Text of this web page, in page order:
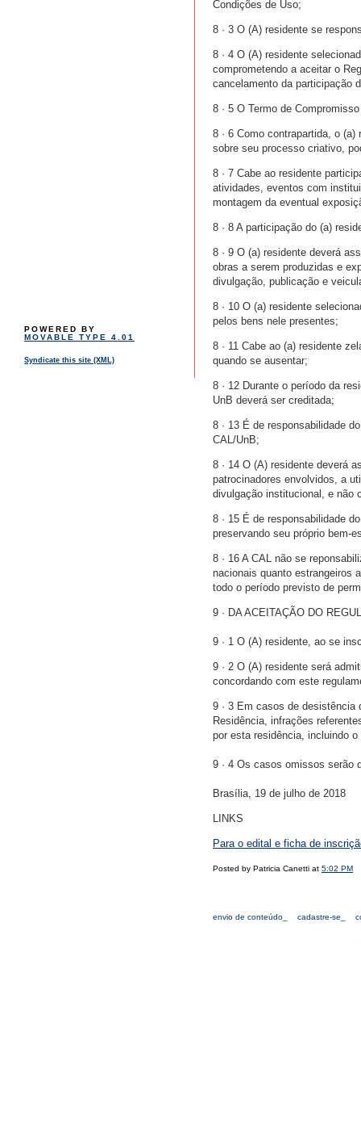
POWERED BY
MOVABLE TYPE 4.01
Syndicate this site (XML)
Condições de Uso;
8 · 3 O (A) residente se
8 · 4 O (A) residente
comprometendo a aceitar o
cancelamento da participação
8 · 5 O Termo de
8 · 6 Como contrapartida, o
sobre seu processo criativo,
8 · 7 Cabe ao residente
atividades, eventos com
montagem da eventual
8 · 8 A participação do (a)
8 · 9 O (a) residente deverá
obras a serem produzidas e
divulgação, publicação e
8 · 10 O (a) residente
pelos bens nele presentes;
8 · 11 Cabe ao (a) residente
quando se ausentar;
8 · 12 Durante o período da
UnB deverá ser creditada;
8 · 13 É de responsabilidade
CAL/UnB;
8 · 14 O (A) residente deverá
patrocinadores envolvidos, a
divulgação institucional, e não
8 · 15 É de responsabilidade
preservando seu próprio bem-
8 · 16 A CAL não se
nacionais quanto estrangeiros
todo o período previsto de
9 · DA ACEITAÇÃO DO
9 · 1 O (A) residente, ao se
9 · 2 O (A) residente será
concordando com este
9 · 3 Em casos de desistência
Residência, infrações
por esta residência, incluindo
9 · 4 Os casos omissos serão
Brasília, 19 de julho de 2018
LINKS
Para o edital e ficha de
Posted by Patricia Canetti at 5:02 PM
envio de conteúdo_ cadastre-se_